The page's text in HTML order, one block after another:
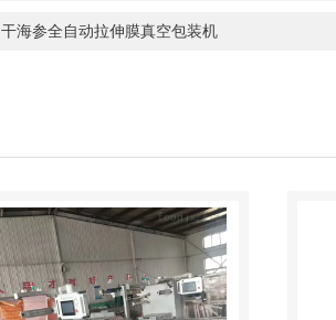
干海参全自动拉伸膜真空包装机